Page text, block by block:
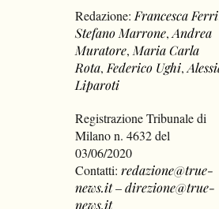
Redazione: Francesca Ferri
Stefano Marrone,Andrea
Muratore, Maria Carla
Rota, Federico Ughi,
Liparoti
Registrazione Tribunale di
Milano n. 4632 del
03/06/2020
Contatti:redazione@true-
news.it–direzione@true-
news.it